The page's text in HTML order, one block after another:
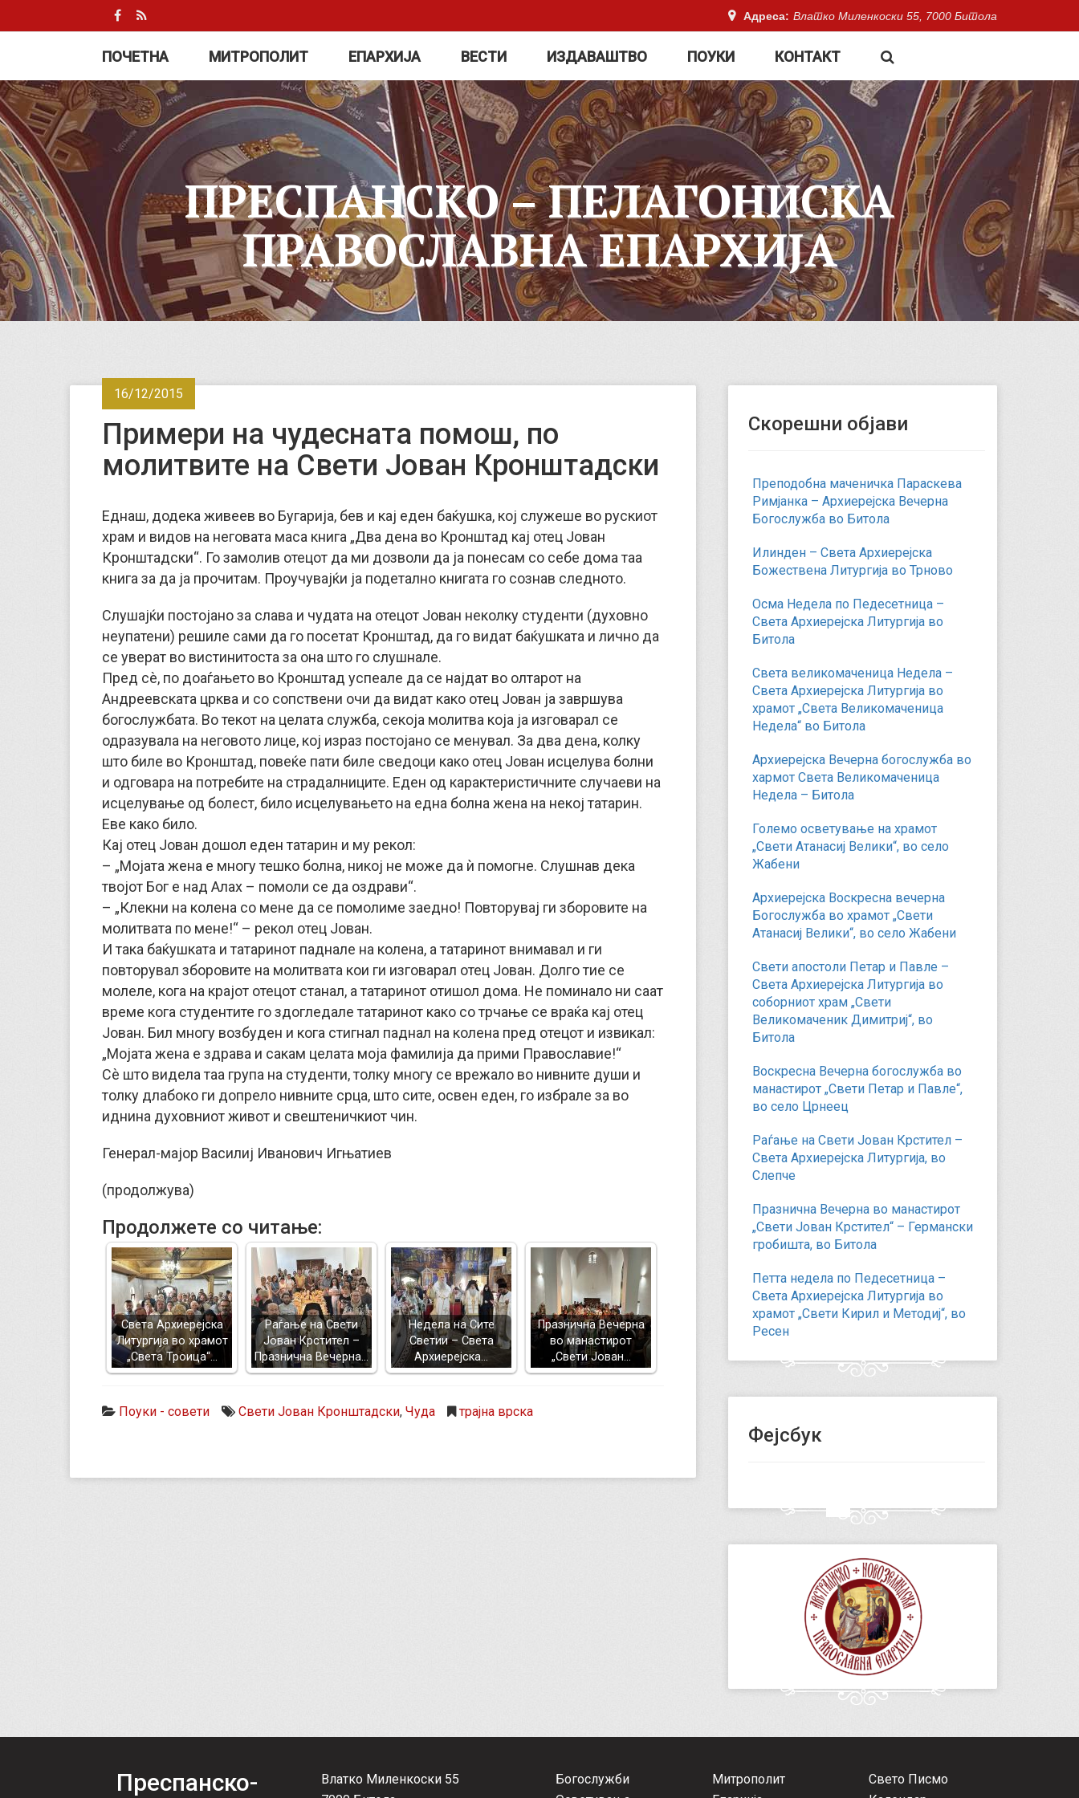
Адреса: Влатко Миленкоски 55, 7000 Битола
ПОЧЕТНА МИТРОПОЛИТ ЕПАРХИЈА ВЕСТИ ИЗДАВАШТВО ПОУКИ КОНТАКТ
ПРЕСПАНСКО – ПЕЛАГОНИСКА
ПРАВОСЛАВНА ЕПАРХИЈА
16/12/2015
Примери на чудесната помош, по
молитвите на Свети Јован Кронштадски
Еднаш, додека живеев во Бугарија, бев и кај еден баќушка, кој служеше во рускиот
храм и видов на неговата маса книга „Два дена во Кронштад кај отец Јован
Кронштадски“. Го замолив отецот да ми дозволи да ја понесам со себе дома таа
книга за да ја прочитам. Проучувајќи ја подетално книгата го сознав следното.
Слушајќи постојано за слава и чудата на отецот Јован неколку студенти (духовно
неупатени) решиле сами да го посетат Кронштад, да го видат баќушката и лично да
се уверат во вистинитоста за она што го слушнале.
Пред сѐ, по доаѓањето во Кронштад успеале да се најдат во олтарот на
Андреевската црква и со сопствени очи да видат како отец Јован ја завршува
богослужбата. Во текот на целата служба, секоја молитва која ја изговарал се
одразувала на неговото лице, кој израз постојано се менувал. За два дена, колку
што биле во Кронштад, повеќе пати биле сведоци како отец Јован исцелува болни
и одговара на потребите на страдалниците. Еден од карактеристичните случаеви на
исцелување од болест, било исцелувањето на една болна жена на некој татарин.
Еве како било.
Кај отец Јован дошол еден татарин и му рекол:
– „Мојата жена е многу тешко болна, никој не може да ѝ помогне. Слушнав дека
твојот Бог е над Алах – помоли се да оздрави“.
– „Клекни на колена со мене да се помолиме заедно! Повторувај ги зборовите на
молитвата по мене!“ – рекол отец Јован.
И така баќушката и татаринот паднале на колена, а татаринот внимавал и ги
повторувал зборовите на молитвата кои ги изговарал отец Јован. Долго тие се
молеле, кога на крајот отецот станал, а татаринот отишол дома. Не поминало ни саат
време кога студентите го здогледале татаринот како со трчање се враќа кај отец
Јован. Бил многу возбуден и кога стигнал паднал на колена пред отецот и извикал:
„Мојата жена е здрава и сакам целата моја фамилија да прими Православие!“
Сѐ што видела таа група на студенти, толку многу се врежало во нивните души и
толку длабоко ги допрело нивните срца, што сите, освен еден, го избрале за во
иднина духовниот живот и свештеничкиот чин.
Генерал-мајор Василиј Иванович Игњатиев
(продолжува)
Продолжете со читање:
Света Архиерејска
Литургија во храмот
„Света Троица“…
Раѓање на Свети
Јован Крстител –
Празнична Вечерна…
Недела на Сите
Светии – Света
Архиерејска…
Празнична Вечерна
во манастирот
„Свети Јован…
Поуки - совети Свети Јован Кронштадски, Чуда трајна врска
Скорешни објави
Преподобна маченичка Параскева
Римјанка – Архиерејска Вечерна
Богослужба во Битола
Илинден – Света Архиерејска
Божествена Литургија во Трново
Осма Недела по Педесетница –
Света Архиерејска Литургија во
Битола
Света великомаченица Недела –
Света Архиерејска Литургија во
храмот „Света Великомаченица
Недела“ во Битола
Архиерејска Вечерна богослужба во
хармот Света Великомаченица
Недела – Битола
Големо осветување на храмот
„Свети Атанасиј Велики“, во село
Жабени
Архиерејска Воскресна вечерна
Богослужба во храмот „Свети
Атанасиј Велики“, во село Жабени
Свети апостоли Петар и Павле –
Света Архиерејска Литургија во
соборниот храм „Свети
Великомаченик Димитриј“, во
Битола
Воскресна Вечерна богослужба во
манастирот „Свети Петар и Павле“,
во село Црнеец
Раѓање на Свети Јован Крстител –
Света Архиерејска Литургија, во
Слепче
Празнична Вечерна во манастирот
„Свети Јован Крстител“ – Германски
гробишта, во Битола
Петта недела по Педесетница –
Света Архиерејска Литургија во
храмот „Свети Кирил и Методиј“, во
Ресен
Фејсбук
Преспанско-
Влатко Миленкоски 55
Богослужби
Митрополит
Свето Писмо